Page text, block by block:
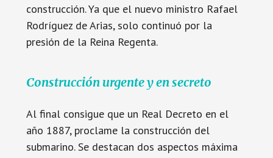
construcción. Ya que el nuevo ministro Rafael
Rodríguez de Arias, solo continuó por la
presión de la Reina Regenta.
Construcción urgente y en secreto
Al final consigue que un Real Decreto en el
año 1887, proclame la construcción del
submarino. Se destacan dos aspectos máxima